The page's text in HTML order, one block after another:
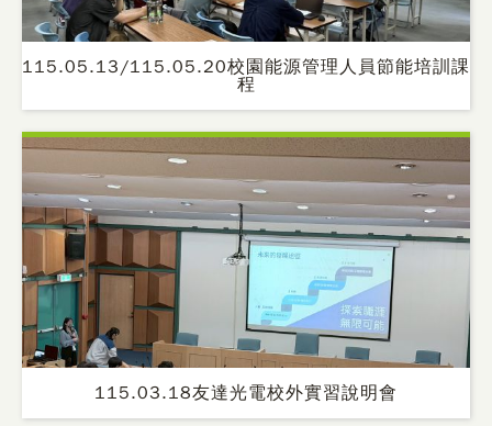
115.05.13/115.05.20校園能源管理人員節能培訓課
程
115.03.18友達光電校外實習說明會